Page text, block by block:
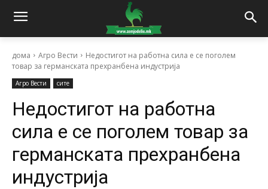
дома Агро Вести
Недостигот на работна сила е се поголем
товар за германската прехранбена индустрија
Агро Вести сите
Недостигот на работна
сила е се поголем товар за
германската прехранбена
индустрија